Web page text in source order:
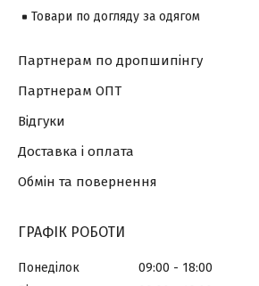
Товари по догляду за одягом
Партнерам по дропшипінгу
Партнерам ОПТ
Відгуки
Доставка і оплата
Обмін та повернення
ГРАФІК РОБОТИ
Понеділок 09:00
18:00